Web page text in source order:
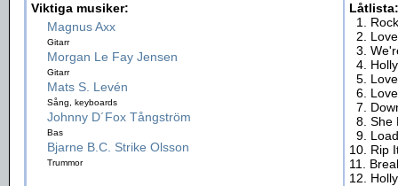
Viktiga musiker:
Magnus Axx
Gitarr
Morgan Le Fay Jensen
Gitarr
Mats S. Levén
Sång, keyboards
Johnny D´Fox Tångström
Bas
Bjarne B.C. Strike Olsson
Trummor
Låtlista:
1.
2.
3.
4.
5.
6.
7.
8. She
9.
10. Rip
11.
12.